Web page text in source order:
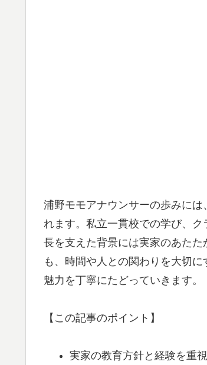
浦野モモアナウンサーの歩みに
れます。私立一貫校での学び、
長を支えた背景には実家のあた
も、時間や人との関わりを大切
魅力を丁寧にたどっていきます。
【この記事のポイント】
実家の教育方針と経験を重